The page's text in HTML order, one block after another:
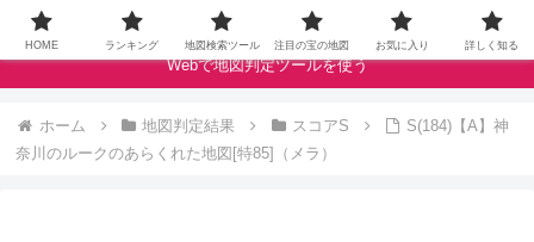
ドラクエウォークの宝の地図をクランベリースコアで評価します
Webで地図判定ツールを使う
ホーム 地図判定結果 スコアS
S(184)【A】神
奈川のルークのあらくれた地図[特85]（メラ）
HOME ランキング 地図検索ツール 注目の宝の地図 お気に入り 詳しく知る